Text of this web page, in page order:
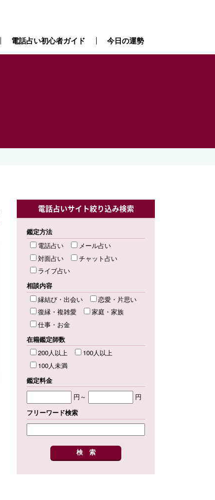
電話占い初心者ガイド 今日の運勢
電話占いサイト絞り込み検索
鑑定方法
電話占い
メール占い
対面占い
チャット占い
ライブ占い
相談内容
縁結び・出会い
恋愛・片思い
復縁・複雑愛
家庭・家族
仕事・お金
在籍鑑定師数
200人以上
100人以上
100人未満
鑑定料金
円～
円
フリーワード検索